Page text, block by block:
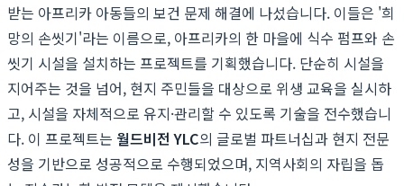
받는 아프리카 아동들의 보건 문제 해결에 나섰습니다. 이들은 '희
망의 손씻기'라는 이름으로, 아프리카의 한 마을에 식수 펌프와 손
씻기 시설을 설치하는 프로젝트를 기획했습니다. 단순히 시설을
지어주는 것을 넘어, 현지 주민들을 대상으로 위생 교육을 실시하
고, 시설을 자체적으로 유지·관리할 수 있도록 기술을 전수했습니
다. 이 프로젝트는 월드비전 YLC의 글로벌 파트너십과 현지 전문
성을 기반으로 성공적으로 수행되었으며, 지역사회의 자립을 돕